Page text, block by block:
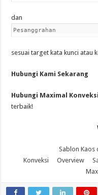
dan
Pesanggrahan
sesuai target kata kunci atau
Hubungi Kami Sekarang
Hubungi Maximal Konveksi
terbaik!
Sablon Kaos
Konveksi
Overview